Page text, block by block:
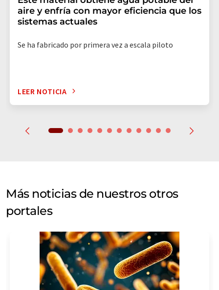
aire y enfría con mayor eficiencia que los
sistemas actuales
Se ha fabricado por primera vez a escala piloto
LEER NOTICIA
Más noticias de nuestros otros
portales